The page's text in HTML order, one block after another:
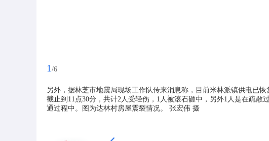
1 /6
另外，据林芝市地震局现场工作队传来消息称，目前米林派镇供电已
截止到11点30分，共计2人受轻伤，1人被滚石砸中，另外1人是在疏
通过程中。图为达林村房屋震裂情况。 张宏伟 摄